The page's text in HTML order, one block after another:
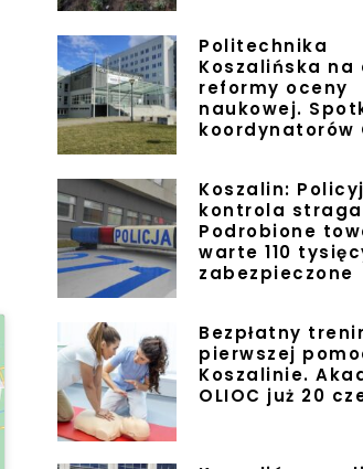
Politechnika
Koszalińska na
reformy oceny
naukowej.
koordynatorów
Koszalin:
kontrola
Podrobione
warte 110
zabezpieczone
Bezpłatny
pierwszej
Koszalinie.
OLIOC już 20